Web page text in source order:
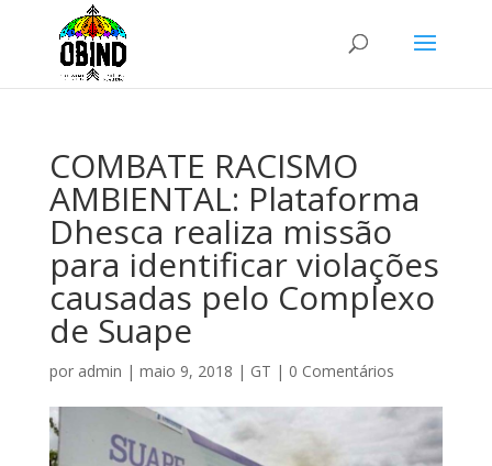
COMBATE RACISMO
AMBIENTAL: Plataforma
Dhesca realiza missão
para identificar violações
causadas pelo Complexo
de Suape
por admin | maio 9, 2018 | GT | 0 Comentários